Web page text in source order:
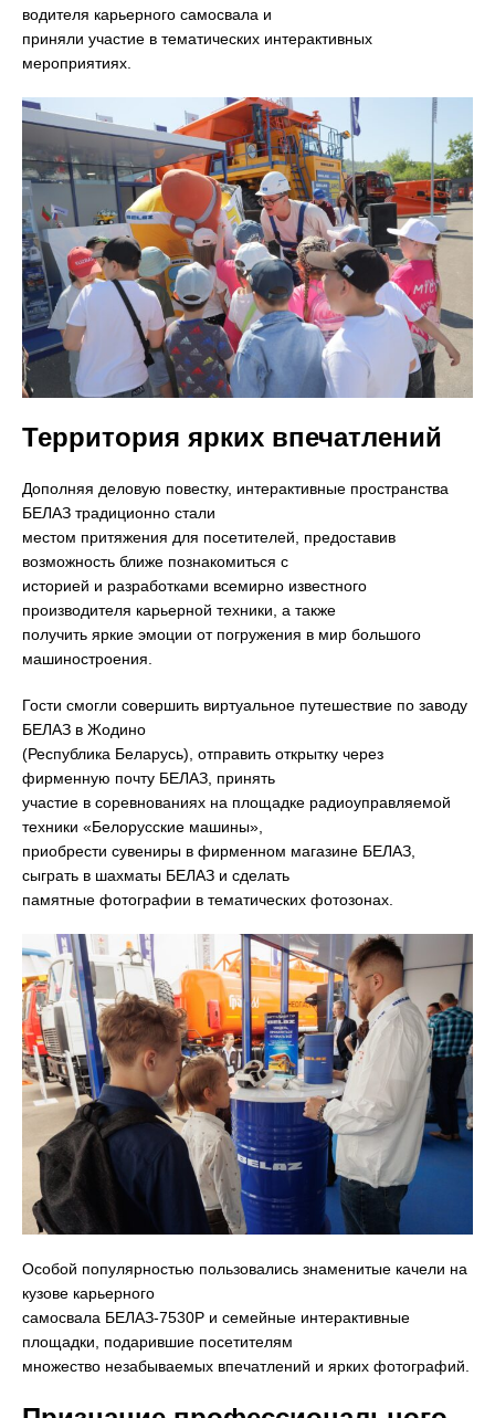
водителя карьерного самосвала и
приняли участие в тематических интерактивных
мероприятиях.
Территория ярких впечатлений
Дополняя деловую повестку, интерактивные пространства
БЕЛАЗ традиционно стали
местом притяжения для посетителей, предоставив
возможность ближе познакомиться с
историей и разработками всемирно известного
производителя карьерной техники, а также
получить яркие эмоции от погружения в мир большого
машиностроения.
Гости смогли совершить виртуальное путешествие по заводу
БЕЛАЗ в Жодино
(Республика Беларусь), отправить открытку через
фирменную почту БЕЛАЗ, принять
участие в соревнованиях на площадке радиоуправляемой
техники «Белорусские машины»,
приобрести сувениры в фирменном магазине БЕЛАЗ,
сыграть в шахматы БЕЛАЗ и сделать
памятные фотографии в тематических фотозонах.
Особой популярностью пользовались знаменитые качели на
кузове карьерного
самосвала БЕЛАЗ-7530Р и семейные интерактивные
площадки, подарившие посетителям
множество незабываемых впечатлений и ярких фотографий.